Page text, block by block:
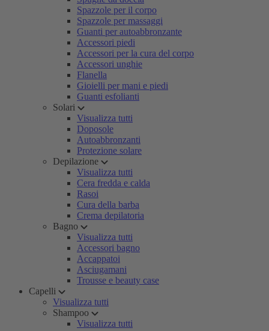
Spazzole per il corpo
Spazzole per massaggi
Guanti per autoabbronzante
Accessori piedi
Accessori per la cura del corpo
Accessori unghie
Flanella
Gioielli per mani e piedi
Guanti esfolianti
Solari
Visualizza tutti
Doposole
Autoabbronzanti
Protezione solare
Depilazione
Visualizza tutti
Cera fredda e calda
Rasoi
Cura della barba
Crema depilatoria
Bagno
Visualizza tutti
Accessori bagno
Accappatoi
Asciugamani
Trousse e beauty case
Capelli
Visualizza tutti
Shampoo
Visualizza tutti